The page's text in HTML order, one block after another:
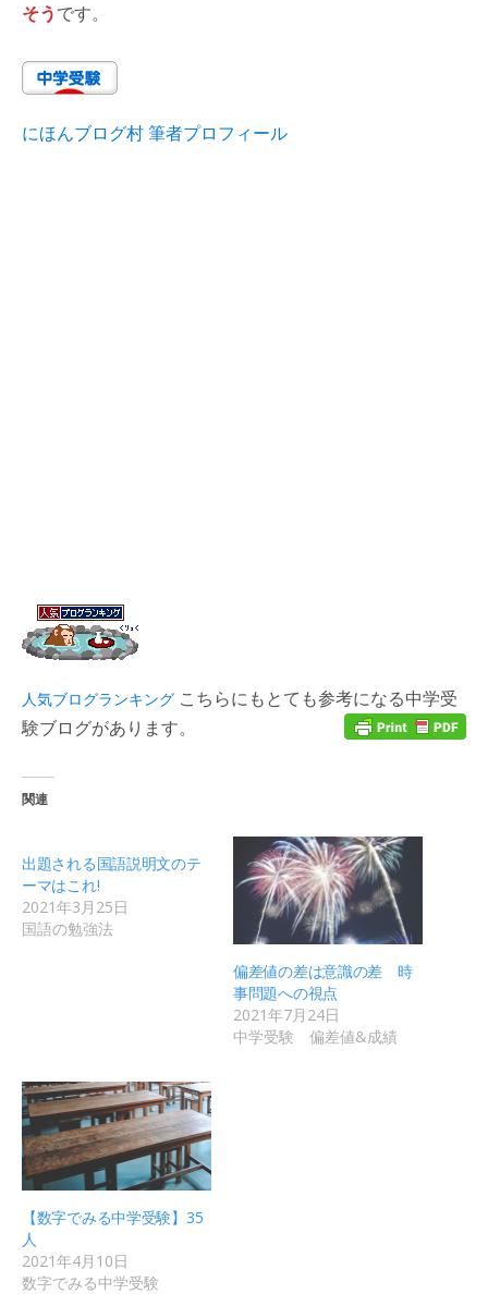
そうです。
にほんブログ村 筆者プロフィール
人気ブログランキング こちらにもとても参考になる中学受
験ブログがあります。
関連
出題される国語説明文のテ
ーマはこれ!
2021年3月25日
国語の勉強法
偏差値の差は意識の差 時
事問題への視点
2021年7月24日
中学受験 偏差値&成績
【数字でみる中学受験】35
人
2021年4月10日
数字でみる中学受験